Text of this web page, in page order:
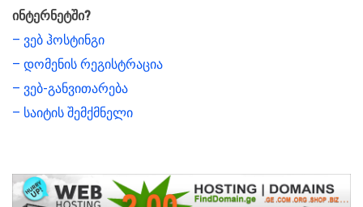
ინტერნეტში?
– ვებ ჰოსტინგი
– დომენის რეგისტრაცია
– ვებ-განვითარება
– საიტის შემქმნელი